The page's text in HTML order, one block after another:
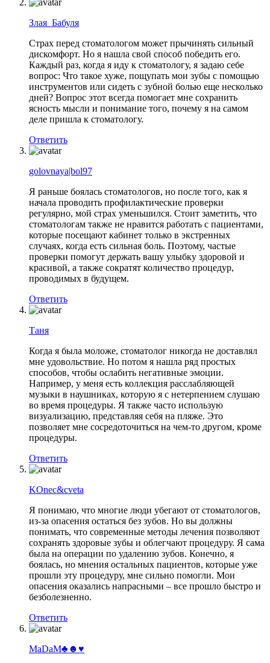
Злая_Бабуля
Страх перед стоматологом может прычинять сильный
дискомфорт. Но я нашла свой способ победить его.
Каждый раз, когда я иду к стоматологу, я задаю себе
вопрос: Что такое хуже, пощупать мои зубы с помощью
инструментов или сидеть с зубной болью еще несколько
дней? Вопрос этот всегда помогает мне сохранить
ясность мысли и понимание того, почему я на самом
деле пришла к стоматологу.
Ответить
golovnaya|bol97
Я раньше боялась стоматологов, но после того, как я
начала проводить профилактические проверки
регулярно, мой страх уменьшился. Стоит заметить, что
стоматологам также не нравится работать с пациентами,
которые посещают кабинет только в экстренных
случаях, когда есть сильная боль. Поэтому, частые
проверки помогут держать вашу улыбку здоровой и
красивой, а также сократят количество процедур,
проводимых в будущем.
Ответить
Таня
Когда я была моложе, стоматолог никогда не доставлял
мне удовольствие. Но потом я нашла ряд простых
способов, чтобы ослабить негативные эмоции.
Например, у меня есть коллекция расслабляющей
музыки в наушниках, которую я с нетерпением слушаю
во время процедуры. Я также часто использую
визуализацию, представляя себя на пляже. Это
позволяет мне сосредоточиться на чем-то другом, кроме
процедуры.
Ответить
KOnec&cveta
Я понимаю, что многие люди убегают от стоматологов,
из-за опасения остаться без зубов. Но вы должны
понимать, что современные методы лечения позволяют
сохранять здоровые зубы и облегчают процедуру. Я сама
была на операции по удалению зубов. Конечно, я
боялась, но мнения остальных пациентов, которые уже
прошли эту процедуру, мне сильно помогли. Мои
опасения оказались напрасными – все прошло быстро и
безболезненно.
Ответить
MaDaM♣☻♥